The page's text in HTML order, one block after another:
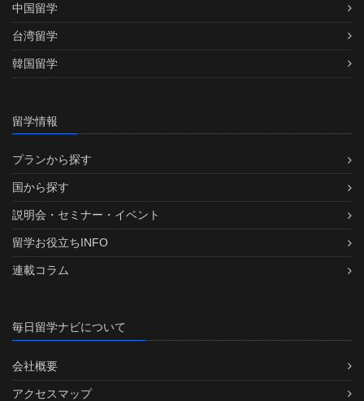
中国留学
台湾留学
韓国留学
留学情報
プランから探す
国から探す
説明会・セミナー・イベント
留学お役立ちINFO
連載コラム
毎日留学ナビについて
会社概要
アクセスマップ